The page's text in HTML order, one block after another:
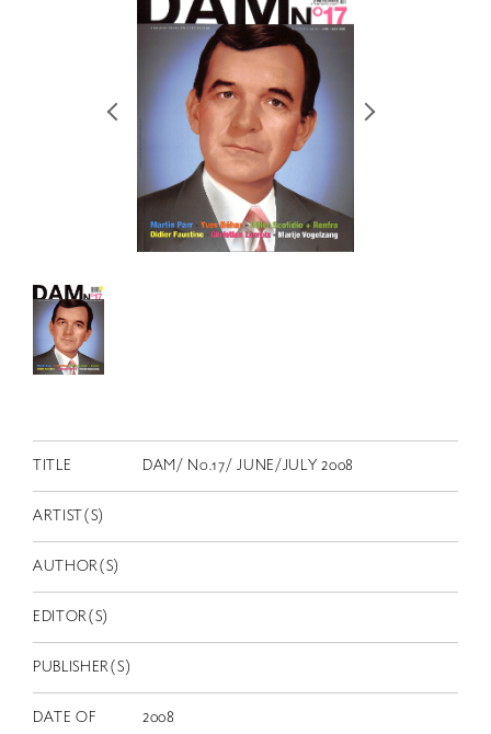
RETRACE
スカラシップ受賞者
CONTACT
TITLE DAM/ No.17/ JUNE/JULY 2008
ARTIST(S)
AUTHOR(S)
EDITOR(S)
PUBLISHER(S)
DATE OF
2008